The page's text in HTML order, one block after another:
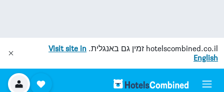
hotelscombined.co.il זמין גם באנגלית. Visit site in
English